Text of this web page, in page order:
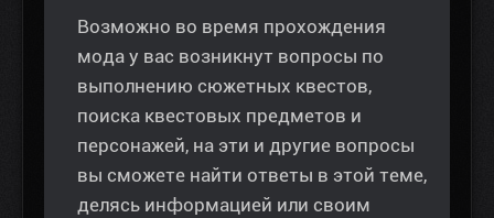
Возможно во время прохождения
мода у вас возникнут вопросы по
выполнению сюжетных квестов,
поиска квестовых предметов и
персонажей, на эти и другие вопросы
вы сможете найти ответы в этой теме,
делясь информацией или своим